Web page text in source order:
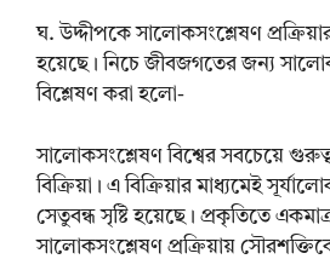
ঘ. উদ্দীপকে সালোকসংশ্লেষণ
হয়েছে। নিচে জীবজগতের জন্য
বিশ্লেষণ করা হলো-
সালোকসংশ্লেষণ বিশ্বের সবচেয়ে
বিক্রিয়া। এ বিক্রিয়ার মাধ্যমেই
সেতুবন্ধ সৃষ্টি হয়েছে। প্রকৃতিতে
সালোকসংশ্লেষণ প্রক্রিয়ায়